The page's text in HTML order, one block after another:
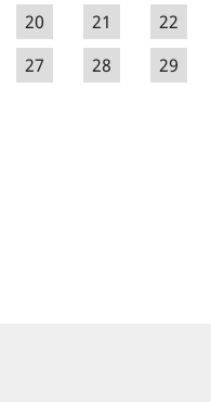
20 21
22
27 28
29